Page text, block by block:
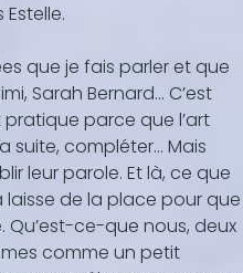
que je fais parler et que
Sarah Bernard… C’est
pratique parce que l’art
suite, compléter… Mais
leur parole. Et là, ce que
laisse de la place pour que
ce-que nous, deux
comme un petit